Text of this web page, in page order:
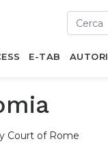
E-TAB AUTORI
Court of Rome